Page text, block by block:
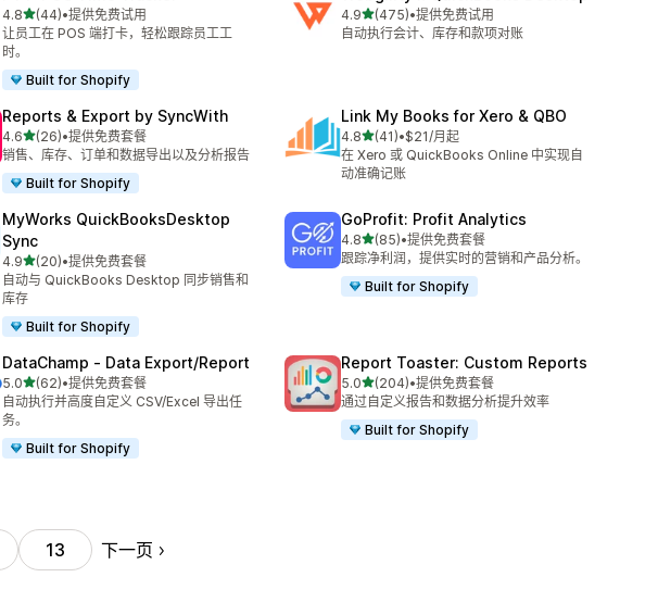
4.8星（满分 5 星）
(44)
总共 44 条评论
•提供免费试用
让员工在 POS 端打卡，轻松跟踪员工工
时。
Built for Shopify
4.9星（满分 5 星）
(475)
总共 475 条评论
•提供免费试用
自动执行会计、库存和款项对账
Reports & Export by SyncWith
4.6星（满分 5 星）
(26)
总共 26 条评论
•提供免费套餐
销售、库存、订单和数据导出以及分析报告
Built for Shopify
Link My Books for Xero & QBO
4.8星（满分 5 星）
(41)
总共 41 条评论
•$21/月起
在 Xero 或 QuickBooks Online 中实现自
动准确记账
MyWorks QuickBooksDesktop
Sync
4.9星（满分 5 星）
(20)
总共 20 条评论
•提供免费套餐
自动与 QuickBooks Desktop 同步销售和
库存
Built for Shopify
GoProfit: Profit Analytics
4.8星（满分 5 星）
(85)
总共 85 条评论
•提供免费套餐
跟踪净利润，提供实时的营销和产品分析。
Built for Shopify
DataChamp ‑ Data Export/Report
5.0星（满分 5 星）
(62)
总共 62 条评论
•提供免费套餐
自动执行并高度自定义 CSV/Excel 导出任
务。
Built for Shopify
Report Toaster: Custom Reports
5.0星（满分 5 星）
(204)
总共 204 条评论
•提供免费套餐
通过自定义报告和数据分析提升效率
Built for Shopify
13 下一页